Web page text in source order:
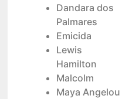
Dandara dos
Palmares
Emicida
Lewis
Hamilton
Malcolm
Maya Angelou